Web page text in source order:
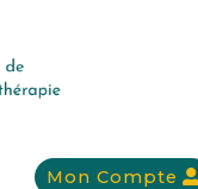
Mon Compte